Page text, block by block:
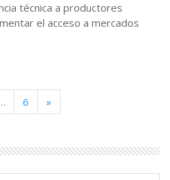
técnica a productores
el acceso a mercados
6 »